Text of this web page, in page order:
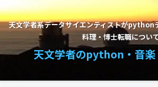
天文学者系データサイエンティストがpython
料理・博士転職につい
天文学者のpython・音楽